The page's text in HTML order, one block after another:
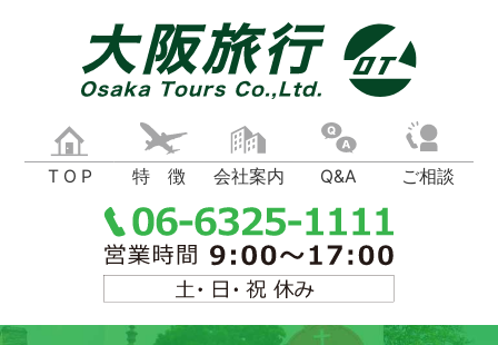
T O P 特 徴 会社案内 Q&A ご相談